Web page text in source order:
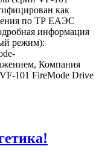
как
по ТР ЕАЭС
информация
режим):
Компания
101 FireMode Drive